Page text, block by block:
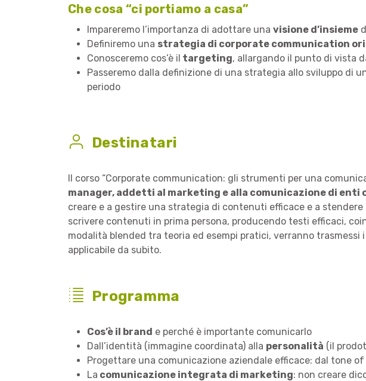
Che cosa “ci portiamo a casa”
Impareremo l’importanza di adottare una visione d’insieme
Definiremo una strategia di corporate communication
Conosceremo cos’è il targeting, allargando il punto di vista
Passeremo dalla definizione di una strategia allo sviluppo di
periodo
Destinatari
Il corso “Corporate communication: gli strumenti per una
manager, addetti al marketing e alla comunicazione di
creare e a gestire una strategia di contenuti efficace e a
scrivere contenuti in prima persona, producendo testi efficaci,
modalità blended tra teoria ed esempi pratici, verranno
applicabile da subito.
Programma
Cos’è il brand e perché è importante comunicarlo
Dall’identità (immagine coordinata) alla personalità (il
Progettare una comunicazione aziendale efficace: dal tone of
La comunicazione integrata di marketing: non creare